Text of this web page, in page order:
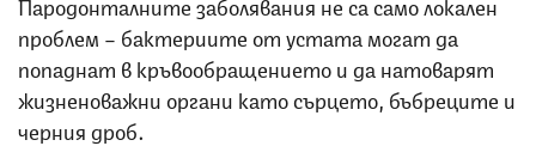
проблем – бактериите от устата могат да
попаднат в кръвообращението и да натоварят
жизненоважни органи като сърцето, бъбреците и
черния дроб.